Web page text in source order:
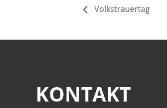
Volkstrauertag
KONTAKT